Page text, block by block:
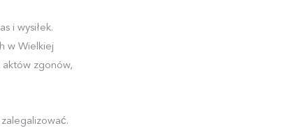
i wysiłek.
w Wielkiej
aktów zgonów,